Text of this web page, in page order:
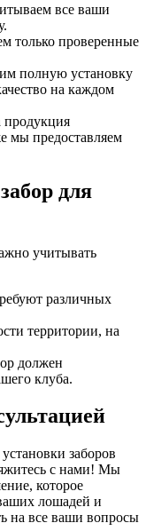
все ваши
только проверенные
полную установку
на каждом
мы предоставляем
для
учитывать
различных
территории, на
должен
клуба.
заборов
с нами! Мы
которое
лошадей и
на все ваши вопросы